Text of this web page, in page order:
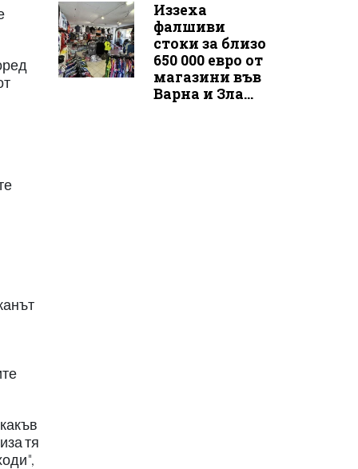
тя
Иззеха
фалшиви
стоки за близо
650 000 евро от
магазини във
Варна и Зла...